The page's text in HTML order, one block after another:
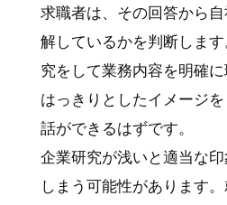
求職者は、その回答から
解しているかを判断しま
究をして業務内容を明確に
はっきりとしたイメージ
話ができるはずです。
企業研究が浅いと適当な
しまう可能性があります